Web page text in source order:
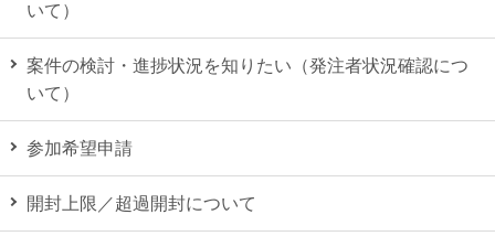
いて）
案件の検討・進捗状況を知りたい（発注者状況確認につ
いて）
参加希望申請
開封上限／超過開封について